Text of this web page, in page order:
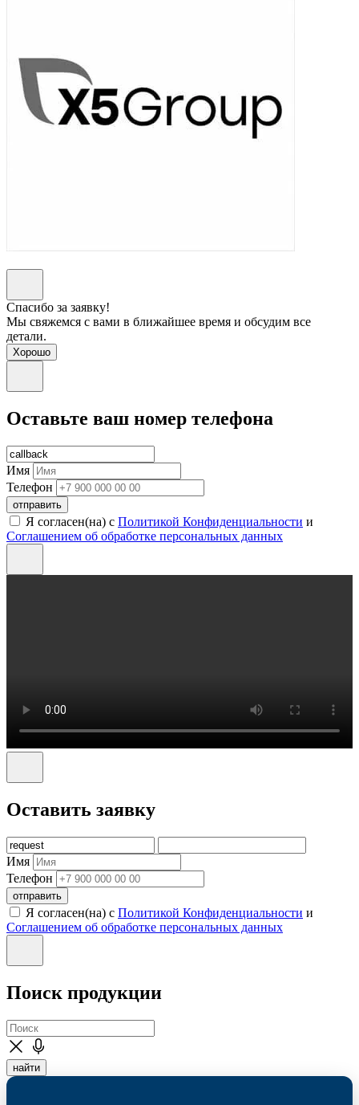
Спасибо за заявку!
Мы свяжемся с вами в ближайшее время и обсудим все
детали.
Хорошо
Оставьте ваш номер телефона
Имя
Телефон
отправить
Я согласен(на) с Политикой Конфиденциальности и
Соглашением об обработке персональных данных
Оставить заявку
Имя
Телефон
отправить
Я согласен(на) с Политикой Конфиденциальности и
Соглашением об обработке персональных данных
Поиск продукции
найти